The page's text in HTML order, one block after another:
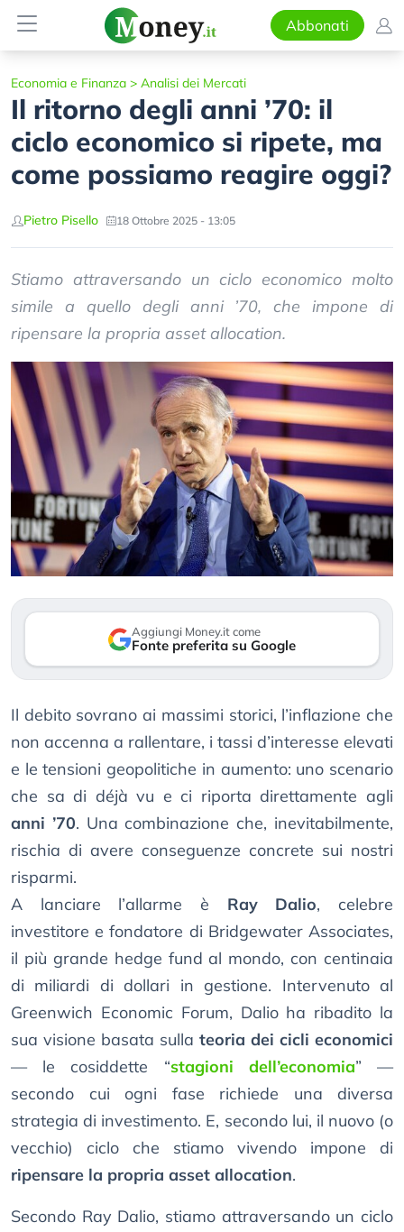
Abbonati
Economia e Finanza > Analisi dei Mercati
Il ritorno degli anni ’70: il
ciclo economico si ripete, ma
come possiamo reagire oggi?
Pietro Pisello 18 Ottobre 2025 - 13:05
Stiamo attraversando un ciclo economico molto
simile a quello degli anni ’70, che impone di
ripensare la propria asset allocation.
Aggiungi Money.it come
Fonte preferita su Google
Il debito sovrano ai massimi storici, l’inflazione che
non accenna a rallentare, i tassi d’interesse elevati
e le tensioni geopolitiche in aumento: uno scenario
che sa di déjà vu e ci riporta direttamente agli
anni ’70. Una combinazione che, inevitabilmente,
rischia di avere conseguenze concrete sui nostri
risparmi.
A lanciare l’allarme è Ray Dalio, celebre
investitore e fondatore di Bridgewater Associates,
il più grande hedge fund al mondo, con centinaia
di miliardi di dollari in gestione. Intervenuto al
Greenwich Economic Forum, Dalio ha ribadito la
sua visione basata sulla teoria dei cicli economici
— le cosiddette “stagioni dell’economia” —
secondo cui ogni fase richiede una diversa
strategia di investimento. E, secondo lui, il nuovo (o
vecchio) ciclo che stiamo vivendo impone di
ripensare la propria asset allocation.
Secondo Ray Dalio, stiamo attraversando un ciclo